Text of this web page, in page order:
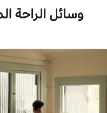
وسائل الراحة